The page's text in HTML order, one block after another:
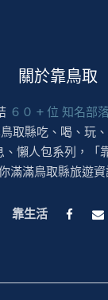
關於靠鳥取
６０ + 位 知名部
取縣吃、喝、玩
、懶人包系列，「
滿滿鳥取縣旅遊資
靠生活